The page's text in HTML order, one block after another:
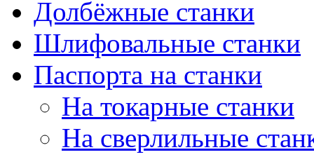
Долбёжные станки
Шлифовальные станки
Паспорта на станки
На токарные станки
На сверлильные